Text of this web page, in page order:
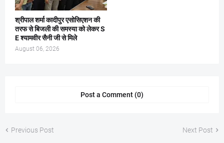
श्रीपाल शर्मा कादीपुर एसोसिएशन की
तरफ से बिजली की समस्या को लेकर S
E श्यामवीर सैनी जी से मिले
August 06, 2026
Post a Comment (0)
Previous Post Next Post